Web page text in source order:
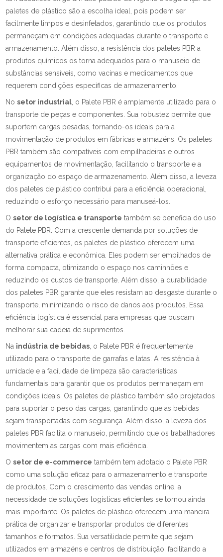
paletes de plástico são a escolha ideal, pois podem ser
facilmente limpos e desinfetados, garantindo que os produtos
permaneçam em condições adequadas durante o transporte e
armazenamento. Além disso, a resistência dos paletes PBR a
produtos químicos os torna adequados para o manuseio de
substâncias sensíveis, como vacinas e medicamentos que
requerem condições específicas de armazenamento.
Nosetor industrial , o Palete PBR é amplamente utilizado para o
transporte de peças e componentes. Sua robustez permite que
suportem cargas pesadas, tornando-os ideais para a
movimentação de produtos em fábricas e armazéns. Os paletes
PBR também são compatíveis com empilhadeiras e outros
equipamentos de movimentação, facilitando o transporte e a
organização do espaço de armazenamento. Além disso, a leveza
dos paletes de plástico contribui para a eficiência operacional,
reduzindo o esforço necessário para manuseá-los.
Osetor de logística e transporte também se beneficia do uso
do Palete PBR. Com a crescente demanda por soluções de
transporte eficientes, os paletes de plástico oferecem uma
alternativa prática e econômica. Eles podem ser empilhados de
forma compacta, otimizando o espaço nos caminhões e
reduzindo os custos de transporte. Além disso, a durabilidade
dos paletes PBR garante que eles resistam ao desgaste durante o
transporte, minimizando o risco de danos aos produtos. Essa
eficiência logística é essencial para empresas que buscam
melhorar sua cadeia de suprimentos.
Na indústria de bebidas , o Palete PBR é frequentemente
utilizado para o transporte de garrafas e latas. A resistência à
umidade e a facilidade de limpeza são características
fundamentais para garantir que os produtos permaneçam em
condições ideais. Os paletes de plástico também são projetados
para suportar o peso das cargas, garantindo que as bebidas
sejam transportadas com segurança. Além disso, a leveza dos
paletes PBR facilita o manuseio, permitindo que os trabalhadores
movimentem as cargas com mais eficiência.
Osetor de e-commerce também tem adotado o Palete PBR
como uma solução eficaz para o armazenamento e transporte
de produtos. Com o crescimento das vendas online, a
necessidade de soluções logísticas eficientes se tornou ainda
mais importante. Os paletes de plástico oferecem uma maneira
prática de organizar e transportar produtos de diferentes
tamanhos e formatos. Sua versatilidade permite que sejam
utilizados em armazéns e centros de distribuição, facilitando a